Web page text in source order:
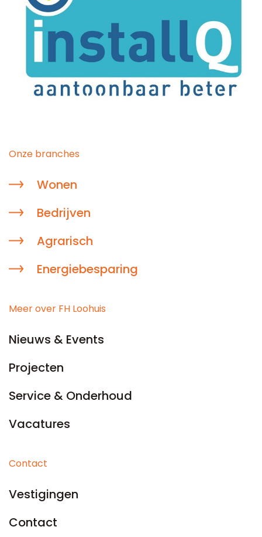
Onze branches
Wonen
Bedrijven
Agrarisch
Energiebesparing
Meer over FH Loohuis
Nieuws & Events
Projecten
Service & Onderhoud
Vacatures
Contact
Vestigingen
Contact